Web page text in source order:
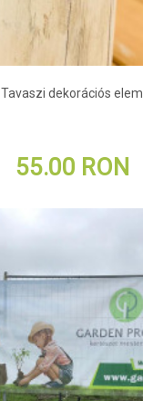
Tavaszi dekorációs elem
55.00 RON